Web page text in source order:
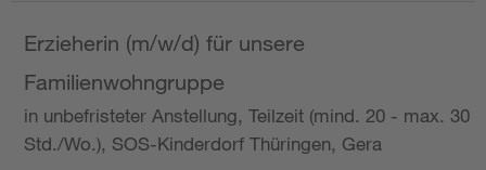
Erzieherin (m/w/d) für unsere
Familienwohngruppe
in unbefristeter Anstellung, Teilzeit (mind. 20 - max. 30
Std./Wo.), SOS-Kinderdorf Thüringen, Gera